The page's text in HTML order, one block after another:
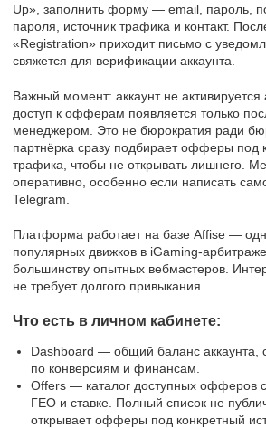
Up», заполнить форму — email, пароль,
пароля, источник трафика и контакт.
«Registration» приходит письмо с
свяжется для верификации аккаунта.
Важный момент: аккаунт не активируется
доступ к офферам появляется только
менеджером. Это не бюрократия ради
партнёрка сразу подбирает офферы под
трафика, чтобы не открывать лишнего.
оперативно, особенно если написать
Telegram.
Платформа работает на базе Affise —
популярных движков в iGaming-
большинству опытных вебмастеров.
не требует долгого привыкания.
Что есть в личном кабинете:
Dashboard — общий баланс аккаунта,
по конверсиям и финансам.
Offers — каталог доступных офферов
ГЕО и ставке. Полный список не
открывает офферы под конкретный